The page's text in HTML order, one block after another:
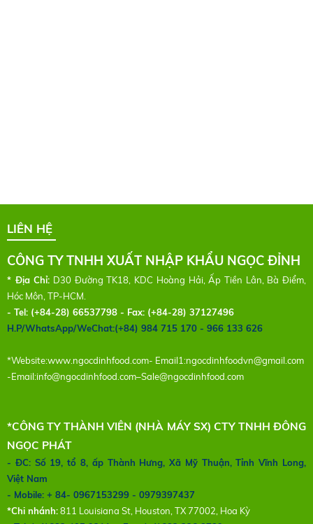
LIÊN HỆ
CÔNG TY TNHH XUẤT NHẬP KHẨU NGỌC ĐỈNH
* Địa Chỉ: D30 Đường TK18, KDC Hoàng Hải, Ấp Tiền Lân, Bà Điểm,
Hóc Môn, TP-HCM.
- Tel: (+84-28) 66537798 - Fax: (+84-28) 37127496
H.P/WhatsApp/WeChat:(+84) 984 715 170 - 966 133 626
*Website:www.ngocdinhfood.com- Email1:ngocdinhfoodvn@gmail.com
-Email:info@ngocdinhfood.com–Sale@ngocdinhfood.com
*CÔNG TY THÀNH VIÊN (NHÀ MÁY SX) CTY TNHH ĐÔNG
NGỌC PHÁT
- ĐC: Số 19, tổ 8, ấp Thành Hưng, Xã Mỹ Thuận, Tỉnh Vĩnh Long,
Việt Nam
- Mobile: + 84- 0967153299 - 0979397437
*Chi nhánh:811 Louisiana St, Houston, TX 77002, Hoa Kỳ